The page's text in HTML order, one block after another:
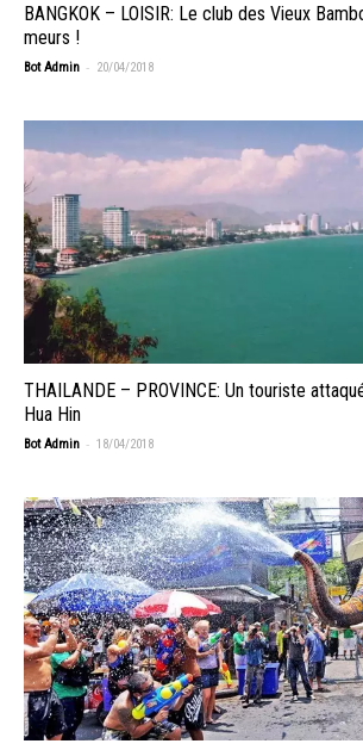
BANGKOK – LOISIR: Le club des Vieux
meurs !
Bot Admin - 20/04/2018
THAILANDE – PROVINCE: Un touriste
Hua Hin
Bot Admin - 18/04/2018